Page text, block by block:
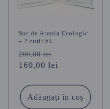
Suc de Aronia Ecologic
– 2 cutii 6L
Preț
obișnuit
200,00 lei
redus
160,00 lei
Adăugați în coș